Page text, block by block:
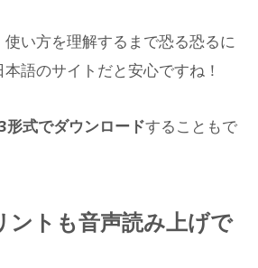
い方を理解するまで恐る恐るに
語のサイトだと安心ですね！
形式でダウンロードすることもで
ントも音声読み上げで